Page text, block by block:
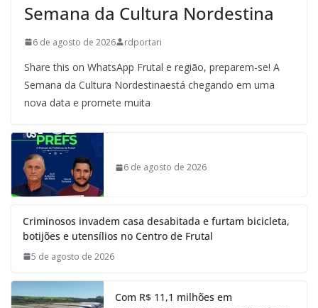
Semana da Cultura Nordestina
6 de agosto de 2026 rdportari
Share this on WhatsApp Frutal e região, preparem-se! A
Semana da Cultura Nordestinaestá chegando em uma
nova data e promete muita
6 de agosto de 2026
Criminosos invadem casa desabitada e furtam bicicleta,
botijões e utensílios no Centro de Frutal
5 de agosto de 2026
Com R$ 11,1 milhões em